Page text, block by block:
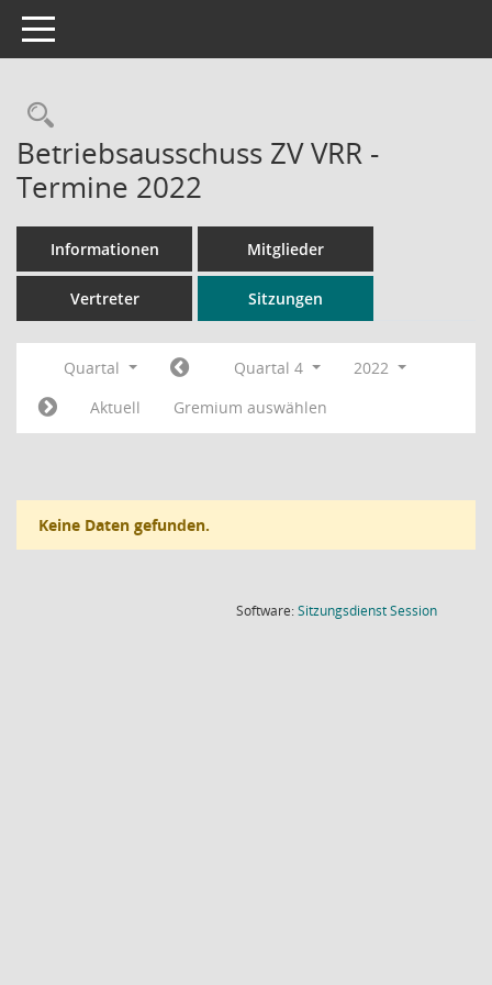
Toggle navigation
Rechercheauswahl
Betriebsausschuss ZV VRR -
Termine 2022
Informationen Mitglieder
Vertreter Sitzungen
Quartal Quartal 4
2022
Aktuell
Gremium auswählen
Keine Daten gefunden.
Software:SitzungsdienstSession(Wird in